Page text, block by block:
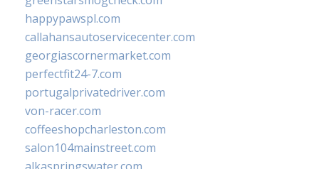
happypawspl.com
callahansautoservicecenter.com
georgiascornermarket.com
perfectfit24-7.com
portugalprivatedriver.com
von-racer.com
coffeeshopcharleston.com
salon104mainstreet.com